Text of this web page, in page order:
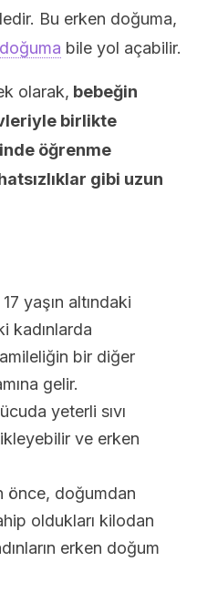
Bu erken doğuma,
bile yol açabilir.
olarak, bebeğin
birlikte
öğrenme
gibi uzun
yaşın altındaki
kadınlarda
bir diğer
gelir.
yeterli sıvı
ve erken
önce, doğumdan
oldukları kilodan
erken doğum